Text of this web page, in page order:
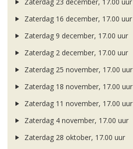
Zaterdag 23 december, 17.00 uur
Zaterdag 16 december, 17.00 uur
Zaterdag 9 december, 17.00 uur
Zaterdag 2 december, 17.00 uur
Zaterdag 25 november, 17.00 uur
Zaterdag 18 november, 17.00 uur
Zaterdag 11 november, 17.00 uur
Zaterdag 4 november, 17.00 uur
Zaterdag 28 oktober, 17.00 uur